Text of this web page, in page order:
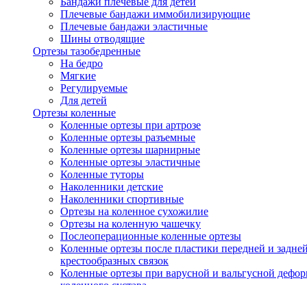
Плечевые бандажи иммобилизирующие
Плечевые бандажи эластичные
Шины отводящие
Ортезы тазобедренные
На бедро
Мягкие
Регулируемые
Для детей
Ортезы коленные
Коленные ортезы при артрозе
Коленные ортезы разъемные
Коленные ортезы шарнирные
Коленные ортезы эластичные
Коленные туторы
Наколенники детские
Наколенники спортивные
Ортезы на коленное сухожилие
Ортезы на коленную чашечку
Послеоперационные коленные ортезы
Коленные ортезы после пластики передней и
крестообразных связок
Коленные ортезы при варусной и вальгусной